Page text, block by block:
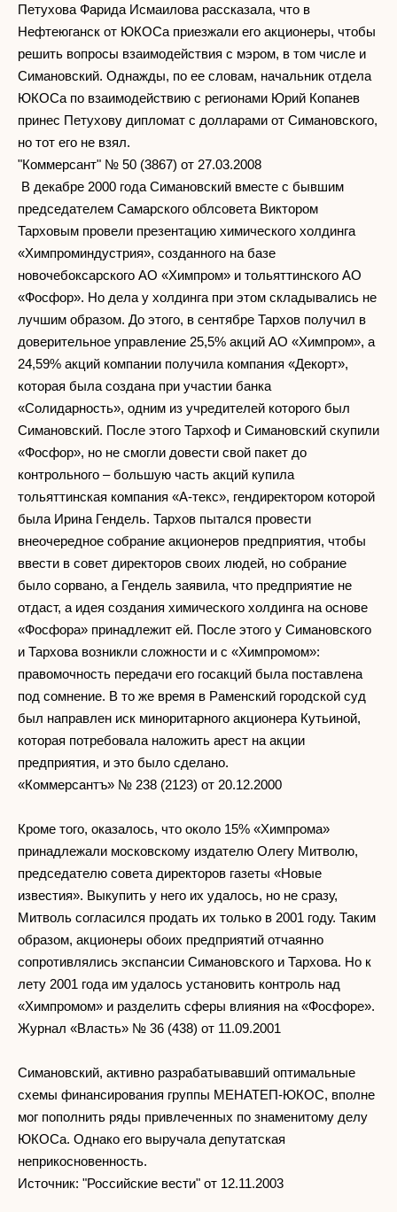
Петухова Фарида Исмаилова рассказала, что в
Нефтеюганск от ЮКОСа приезжали его акционеры, чтобы
решить вопросы взаимодействия с мэром, в том числе и
Симановский. Однажды, по ее словам, начальник отдела
ЮКОСа по взаимодействию с регионами Юрий Копанев
принес Петухову дипломат с долларами от Симановского,
но тот его не взял.
"Коммерсант" № 50 (3867) от 27.03.2008
В декабре 2000 года Симановский вместе с бывшим
председателем Самарского облсовета Виктором
Тарховым провели презентацию химического холдинга
«Химпроминдустрия», созданного на базе
новочебоксарского АО «Химпром» и тольяттинского АО
«Фосфор». Но дела у холдинга при этом складывались не
лучшим образом. До этого, в сентябре Тархов получил в
доверительное управление 25,5% акций АО «Химпром», а
24,59% акций компании получила компания «Декорт»,
которая была создана при участии банка
«Солидарность», одним из учредителей которого был
Симановский. После этого Тархоф и Симановский скупили
«Фосфор», но не смогли довести свой пакет до
контрольного – большую часть акций купила
тольяттинская компания «А-текс», гендиректором которой
была Ирина Гендель. Тархов пытался провести
внеочередное собрание акционеров предприятия, чтобы
ввести в совет директоров своих людей, но собрание
было сорвано, а Гендель заявила, что предприятие не
отдаст, а идея создания химического холдинга на основе
«Фосфора» принадлежит ей. После этого у Симановского
и Тархова возникли сложности и с «Химпромом»:
правомочность передачи его госакций была поставлена
под сомнение. В то же время в Раменский городской суд
был направлен иск миноритарного акционера Кутьиной,
которая потребовала наложить арест на акции
предприятия, и это было сделано.
«Коммерсантъ» № 238 (2123) от 20.12.2000
Кроме того, оказалось, что около 15% «Химпрома»
принадлежали московскому издателю Олегу Митволю,
председателю совета директоров газеты «Новые
известия». Выкупить у него их удалось, но не сразу,
Митволь согласился продать их только в 2001 году. Таким
образом, акционеры обоих предприятий отчаянно
сопротивлялись экспансии Симановского и Тархова. Но к
лету 2001 года им удалось установить контроль над
«Химпромом» и разделить сферы влияния на «Фосфоре».
Журнал «Власть» № 36 (438) от 11.09.2001
Симановский, активно разрабатывавший оптимальные
схемы финансирования группы МЕНАТЕП-ЮКОС, вполне
мог пополнить ряды привлеченных по знаменитому делу
ЮКОСа. Однако его выручала депутатская
неприкосновенность.
Источник: "Российские вести" от 12.11.2003